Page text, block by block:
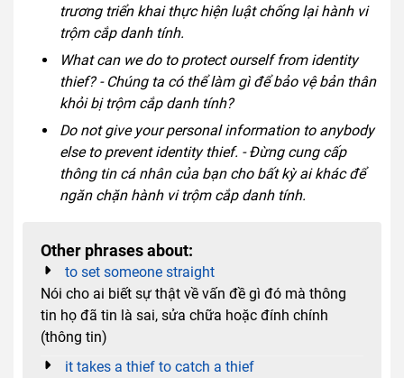
trương triển khai thực hiện luật chống lại hành vi
trộm cắp danh tính.
What can we do to protect ourself from identity
thief? - Chúng ta có thể làm gì để bảo vệ bản thân
khỏi bị trộm cắp danh tính?
Do not give your personal information to anybody
else to prevent identity thief. - Đừng cung cấp
thông tin cá nhân của bạn cho bất kỳ ai khác để
ngăn chặn hành vi trộm cắp danh tính.
Other phrases about:
to set someone straight
Nói cho ai biết sự thật về vấn đề gì đó mà thông
tin họ đã tin là sai, sửa chữa hoặc đính chính
(thông tin)
it takes a thief to catch a thief